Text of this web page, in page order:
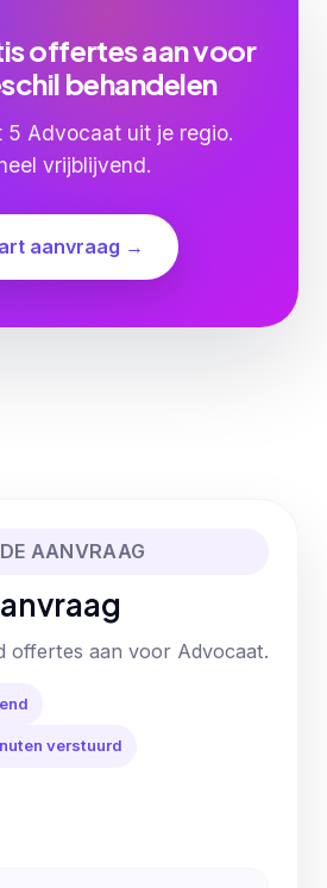
offertes aan voor
behandelen
5 Advocaat uit je regio.
vrijblijvend.
aanvraag →
AANVRAAG
offertes aan voor Advocaat.
verstuurd